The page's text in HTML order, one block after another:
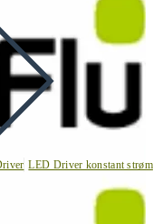
LED Driver konstant strøm